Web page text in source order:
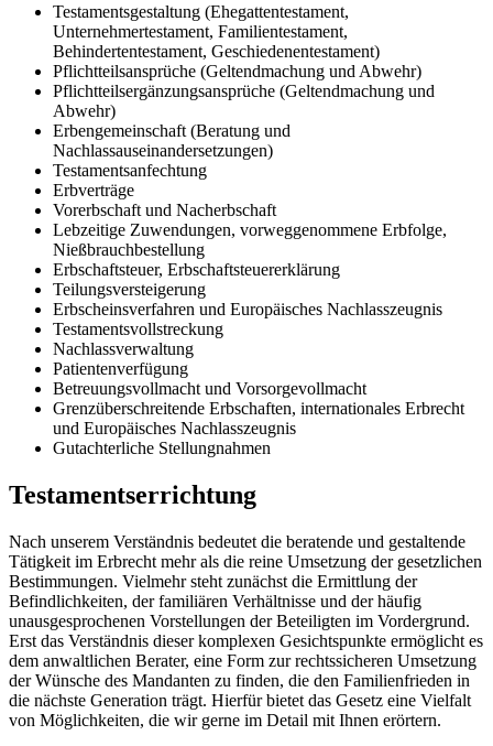
Testamentsgestaltung (Ehegattentestament,
Unternehmertestament, Familientestament,
Behindertentestament, Geschiedenentestament)
Pflichtteilsansprüche (Geltendmachung und Abwehr)
Pflichtteilsergänzungsansprüche (Geltendmachung und
Abwehr)
Erbengemeinschaft (Beratung und
Nachlassauseinandersetzungen)
Testamentsanfechtung
Erbverträge
Vorerbschaft und Nacherbschaft
Lebzeitige Zuwendungen, vorweggenommene Erbfolge,
Nießbrauchbestellung
Erbschaftsteuer, Erbschaftsteuererklärung
Teilungsversteigerung
Erbscheinsverfahren und Europäisches Nachlasszeugnis
Testamentsvollstreckung
Nachlassverwaltung
Patientenverfügung
Betreuungsvollmacht und Vorsorgevollmacht
Grenzüberschreitende Erbschaften, internationales Erbrecht
und Europäisches Nachlasszeugnis
Gutachterliche Stellungnahmen
Testamentserrichtung
Nach unserem Verständnis bedeutet die beratende und gestaltende
Tätigkeit im Erbrecht mehr als die reine Umsetzung der gesetzlichen
Bestimmungen. Vielmehr steht zunächst die Ermittlung der
Befindlichkeiten, der familiären Verhältnisse und der häufig
unausgesprochenen Vorstellungen der Beteiligten im Vordergrund.
Erst das Verständnis dieser komplexen Gesichtspunkte ermöglicht es
dem anwaltlichen Berater, eine Form zur rechtssicheren Umsetzung
der Wünsche des Mandanten zu finden, die den Familienfrieden in
die nächste Generation trägt. Hierfür bietet das Gesetz eine Vielfalt
von Möglichkeiten, die wir gerne im Detail mit Ihnen erörtern.